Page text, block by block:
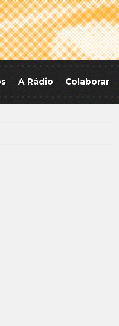
A Rádio Colaborar